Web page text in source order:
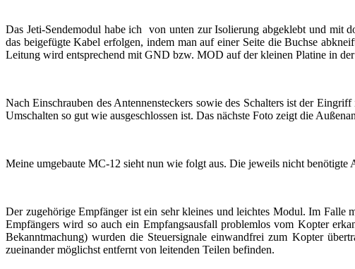
Das Jeti-Sendemodul habe ich von unten zur Isolierung abgeklebt und mit
das beigefügte Kabel erfolgen, indem man auf einer Seite die Buchse
Leitung wird entsprechend mit GND bzw. MOD auf der kleinen Platine in
Nach Einschrauben des Antennensteckers sowie des Schalters ist der
Umschalten so gut wie ausgeschlossen ist. Das nächste Foto zeigt die
Meine umgebaute MC-12 sieht nun wie folgt aus. Die jeweils nicht benötigte
Der zugehörige Empfänger ist ein sehr kleines und leichtes Modul. Im Falle
Empfängers wird so auch ein Empfangsausfall problemlos vom Kopter
Bekanntmachung) wurden die Steuersignale einwandfrei zum Kopter
zueinander möglichst entfernt von leitenden Teilen befinden.